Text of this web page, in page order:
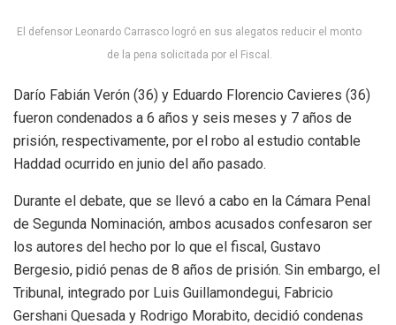
El defensor Leonardo Carrasco logró en sus alegatos reducir el monto
de la pena solicitada por el Fiscal.
Darío Fabián Verón (36) y Eduardo Florencio Cavieres (36)
fueron condenados a 6 años y seis meses y 7 años de
prisión, respectivamente, por el robo al estudio contable
Haddad ocurrido en junio del año pasado.
Durante el debate, que se llevó a cabo en la Cámara Penal
de Segunda Nominación, ambos acusados confesaron ser
los autores del hecho por lo que el fiscal, Gustavo
Bergesio, pidió penas de 8 años de prisión. Sin embargo, el
Tribunal, integrado por Luis Guillamondegui, Fabricio
Gershani Quesada y Rodrigo Morabito, decidió condenas